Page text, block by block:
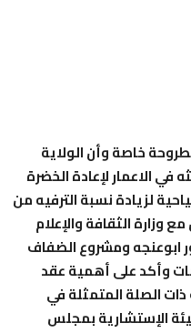
خاصة وأن الولاية
الاعمار لإعادة الخضرة
لزيادة نسبة الترفيه من
وزارة الثقافة والإعلام
ابوعنجه ومشروع الضفاف
وأكد على أهمية عقد
الصلة المتمثلة في
الإستشارية بمجلس